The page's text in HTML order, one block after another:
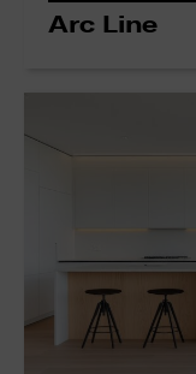
Arc Line